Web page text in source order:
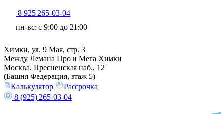
8 925 265-03-04
пн-вс: c 9:00 до 21:00
Химки, ул. 9 Мая, стр. 3
Между Лемана Про и Мега Химки
Москва, Пресненская наб., 12
(Башня Федерация, этаж 5)
Калькулятор
Рассрочка
8 (925) 265-03-04